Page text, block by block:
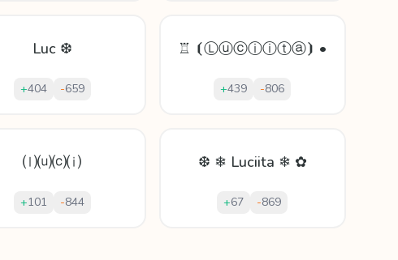
Luc ❆
+404 -659
♖ ⦗Ⓛⓤⓒⓘⓘⓣⓐ⦘ •
+439 -806
⒧⒰⒞⒤
+101 -844
❆ ❄ Luciita ❄ ✿
+67 -869